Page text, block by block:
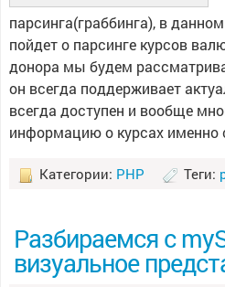
парсинга(граббинга), в
пойдет о парсинге курсов
донора мы будем
он всегда поддерживает
всегда доступен и вообще
информацию о курсах именно
Категории: PHP Теги:
Разбираемся с
визуальное